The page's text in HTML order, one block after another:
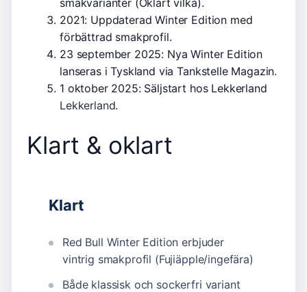
smakvarianter (Oklart vilka).
2021: Uppdaterad Winter Edition med
förbättrad smakprofil.
23 september 2025: Nya Winter Edition
lanseras i Tyskland via Tankstelle Magazin.
1 oktober 2025: Säljstart hos Lekkerland
Lekkerland.
Klart & oklart
Klart
Red Bull Winter Edition erbjuder
vintrig smakprofil (Fujiäpple/ingefära)
Både klassisk och sockerfri variant